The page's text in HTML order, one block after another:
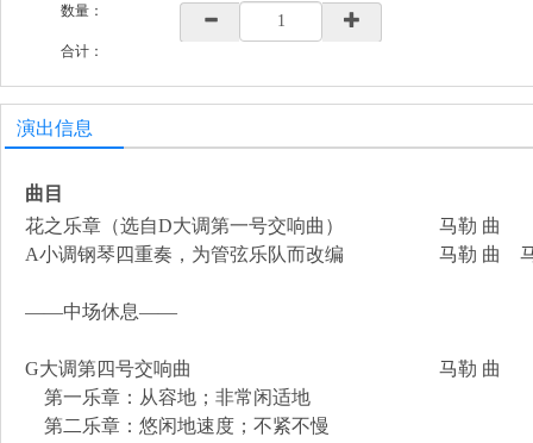
数量：
合计：
演出信息
曲目
花之乐章（选自D大调第一号交响曲） 马勒 曲
A小调钢琴四重奏，为管弦乐队而改编 马勒 曲 马
——中场休息——
G大调第四号交响曲 马勒 曲
第一乐章：从容地；非常闲适地
第二乐章：悠闲地速度；不紧不慢